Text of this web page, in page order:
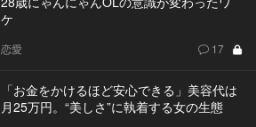
ケ
恋愛 17
「お金をかけるほど安心できる」美容代は
月25万円。“美しさ”に執着する女の生態